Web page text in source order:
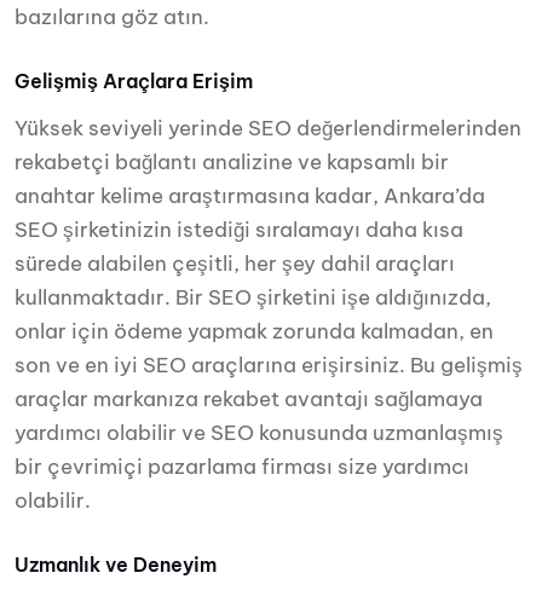
bazılarına göz atın.
Gelişmiş Araçlara Erişim
Yüksek seviyeli yerinde SEO değerlendirmelerinden
rekabetçi bağlantı analizine ve kapsamlı bir
anahtar kelime araştırmasına kadar, Ankara’da
SEO şirketinizin istediği sıralamayı daha kısa
sürede alabilen çeşitli, her şey dahil araçları
kullanmaktadır. Bir SEO şirketini işe aldığınızda,
onlar için ödeme yapmak zorunda kalmadan, en
son ve en iyi SEO araçlarına erişirsiniz. Bu gelişmiş
araçlar markanıza rekabet avantajı sağlamaya
yardımcı olabilir ve SEO konusunda uzmanlaşmış
bir çevrimiçi pazarlama firması size yardımcı
olabilir.
Uzmanlık ve Deneyim